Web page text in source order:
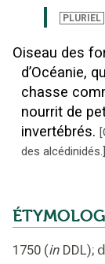
PLURIEL
Oiseau des
d’Océanie,
chasse
nourrit de
invertébrés. [
des alcédinidés. ]
1750 (in DDL);